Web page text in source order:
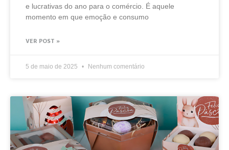
e lucrativas do ano para o comércio. É aquele
momento em que emoção e consumo
VER POST »
5 de maio de 2025 Nenhum comentário